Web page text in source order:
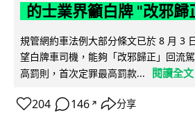
的士業界籲白牌 "改邪歸
規管網約車法例大部分條文已於 8 月 3
望白牌車司機，能夠「改邪歸正」回流
高罰則，首次定罪最高罰款...
閱讀全文
204 146 ↗ 分享